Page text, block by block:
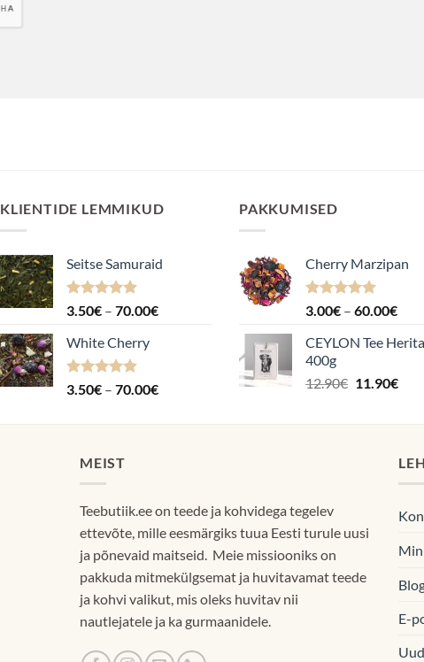
KLIENTIDE LEMMIKUD
Seitse Samuraid
Hinnanguga
3.50€ – 70.00€Hinnavahemik:
White Cherry
Hinnanguga
3.50€ – 70.00€Hinnavahemik:
kuni
PAKKUMISED
Cherry Marzipan
Hinnanguga
3.00€ – 60.00€
kuni
CEYLON Tee
400g
12.90€ Algne
11.90€
MEIST
Teebutiik.ee on teede ja kohvidega tegelev
ettevõte, mille eesmärgiks tuua Eesti turule uusi
ja põnevaid maitseid. Meie missiooniks on
pakkuda mitmekülgsemat ja huvitavamat teede
ja kohvi valikut, mis oleks huvitav nii
nautlejatele ja ka gurmaanidele.
E-